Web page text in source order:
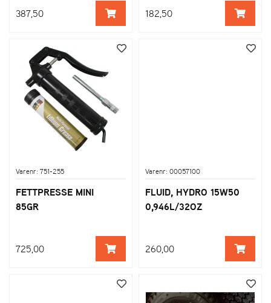
387,50 182,50
Varenr: 751-255
FETTPRESSE MINI
85GR
725,00
Varenr: 00057100
FLUID, HYDRO 15W50
0,946L/32OZ
260,00